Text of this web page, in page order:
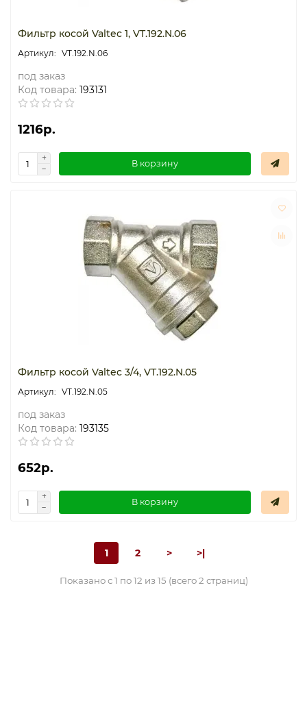
Фильтр косой Valtec 1, VT.192.N.06
VT.192.N.06
под заказ
Код товара: 193131
1216р.
В корзину
Фильтр косой Valtec 3/4, VT.192.N.05
VT.192.N.05
под заказ
Код товара: 193135
652р.
В корзину
1 2 > >|
Показано с 1 по 12 из 15 (всего 2 страниц)